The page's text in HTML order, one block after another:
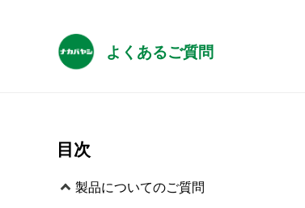
よくあるご質問
目次
製品についてのご質問